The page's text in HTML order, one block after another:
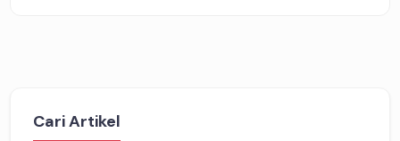
Cari Artikel